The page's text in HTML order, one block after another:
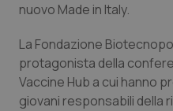
Oncologia &
Psoriasi & pelle
Quotidiano
nuovo Made in Italy.
La Fondazione
protagonista della
Vaccine Hub a cui hanno
giovani responsabili della